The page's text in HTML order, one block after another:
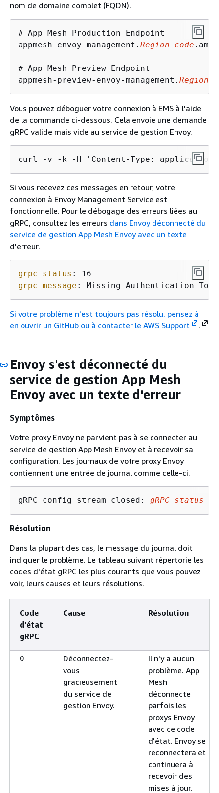
nom de domaine complet (FQDN).
# App Mesh Production Endpoint
appmesh-envoy-management. Region-code
# App Mesh Preview Endpoint
appmesh-preview-envoy-management. Region-
Vous pouvez déboguer votre connexion à EMS à l'aide
de la commande ci-dessous. Cela envoie une demande
gRPC valide mais vide au service de gestion Envoy.
curl -v -k -H 'Content-Type: application/
Si vous recevez ces messages en retour, votre
connexion à Envoy Management Service est
fonctionnelle. Pour le débogage des erreurs liées au
gRPC, consultez les erreurs dans Envoy déconnecté du
service de gestion App Mesh Envoy avec un texte
d'erreur.
grpc-status :
grpc-message : Missing Authentication
Si votre problème n'est toujours pas résolu, pensez à
en ouvrir un GitHub ou à contacter le AWS Support .
Envoy s'est déconnecté du
service de gestion App Mesh
Envoy avec un texte d'erreur
Symptômes
Votre proxy Envoy ne parvient pas à se connecter au
service de gestion App Mesh Envoy et à recevoir sa
configuration. Les journaux de votre proxy Envoy
contiennent une entrée de journal comme celle-ci.
gRPC config stream closed: gRPC status
Résolution
Dans la plupart des cas, le message du journal doit
indiquer le problème. Le tableau suivant répertorie les
codes d'état gRPC les plus courants que vous pouvez
voir, leurs causes et leurs résolutions.
Code
d'état
gRPC
Cause Résolution
0
Déconnectez-
vous
gracieusement
du service de
gestion Envoy.
Il n'y a aucun
problème. App
Mesh
déconnecte
parfois les
proxys Envoy
avec ce code
d'état. Envoy se
reconnectera et
continuera à
recevoir des
mises à jour.